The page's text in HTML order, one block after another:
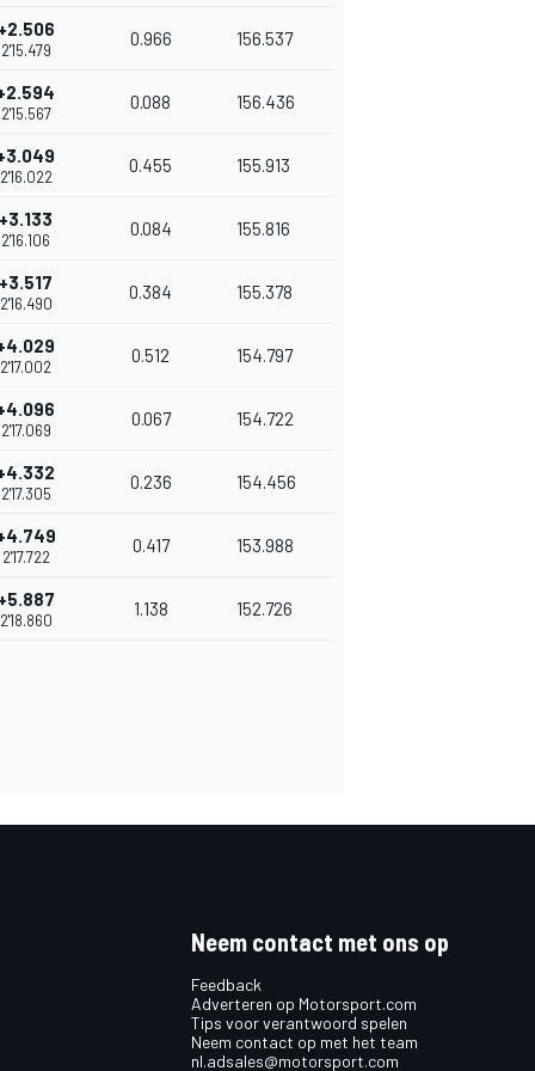
2'15.479
0.966 156.537
2'15.567
0.088 156.436
2'16.022
0.455 155.913
+3.133
2'16.106
0.084 155.816
+3.517
2'16.490
0.384 155.378
2'17.002
0.512 154.797
2'17.069
0.067 154.722
2'17.305
0.236 154.456
2'17.722
0.417 153.988
2'18.860
1.138 152.726
Neem contact met ons op
Feedback
Adverteren op Motorsport.com
Tips voor verantwoord spelen
Neem contact op met het team
nl.adsales@motorsport.com